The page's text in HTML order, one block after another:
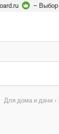
– Выбор
Для дома и дачи ›